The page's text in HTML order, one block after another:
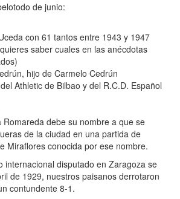
de junio:
con 61 tantos entre 1943 y 1947
saber cuales en las anécdotas
hijo de Carmelo Cedrún
Athletic de Bilbao y del R.C.D. Español
debe su nombre a que se
de la ciudad en una partida de
Miraflores conocida por ese nombre.
disputado en Zaragoza se
de 1929, nuestros paisanos derrotaron
contundente 8-1.